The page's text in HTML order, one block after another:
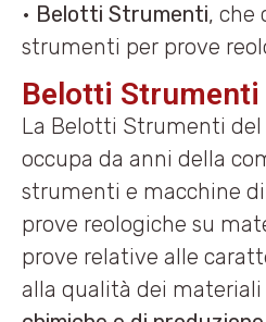
• Belotti Strumenti, che
strumenti per prove
Belotti Strumenti
La Belotti Strumenti del
occupa da anni della
strumenti e macchine
prove reologiche su
prove relative alle
alla qualità dei materiali